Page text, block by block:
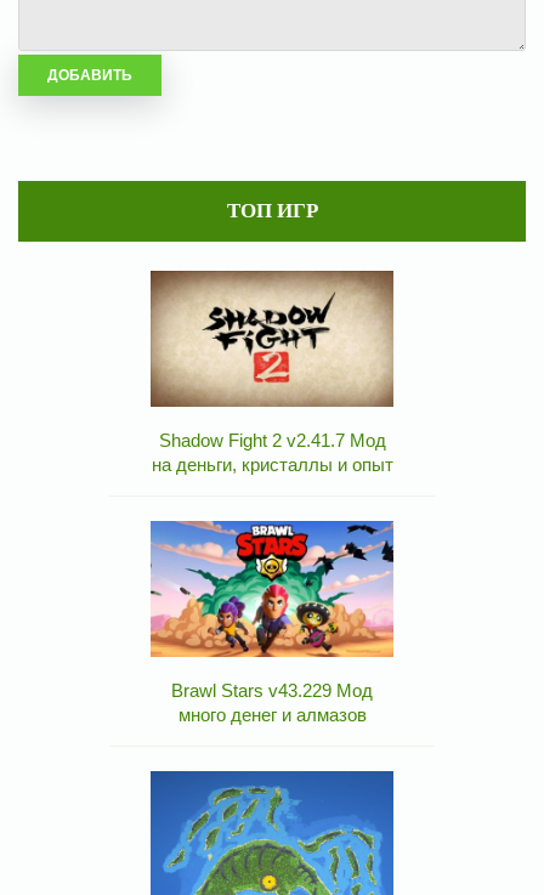
ТОП ИГР
Shadow Fight 2 v2.41.7 Мод
на деньги, кристаллы и опыт
Brawl Stars v43.229 Мод
много денег и алмазов